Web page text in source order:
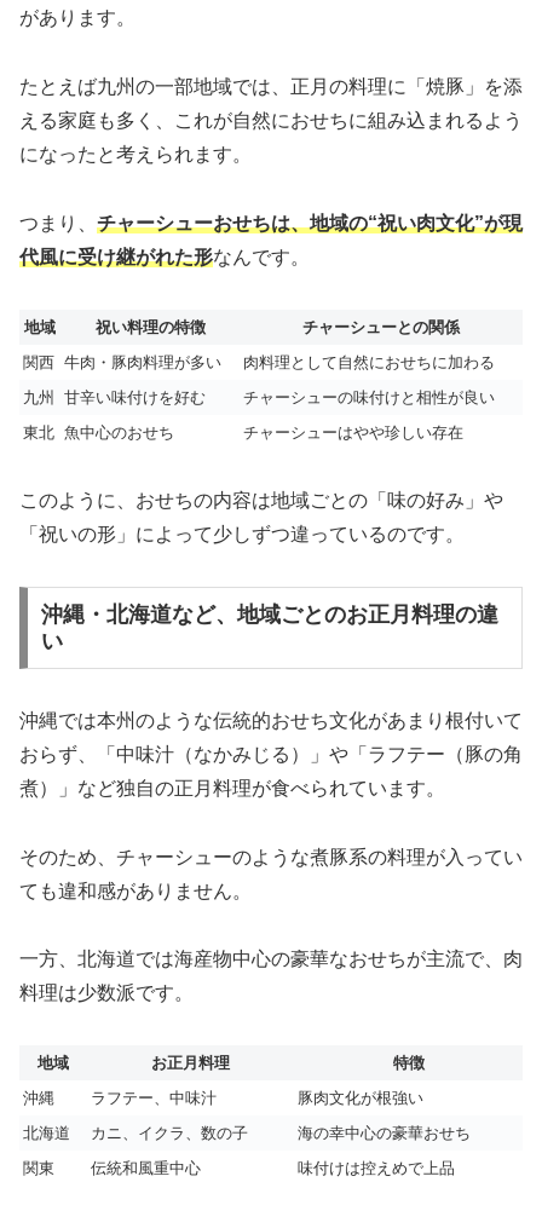
があります。
たとえば九州の一部地域では、正月の料理に「焼豚」を添
える家庭も多く、これが自然におせちに組み込まれるよう
になったと考えられます。
つまり、 チャーシューおせちは、地域の“祝い肉文化”が現
代風に受け継がれた形なんです。
地域 祝い料理の特徴
チャーシューとの関係
関西 牛肉・豚肉料理が多い
肉料理として自然におせちに加わる
九州 甘辛い味付けを好む
チャーシューの味付けと相性が良い
東北 魚中心のおせち チャーシューはやや珍しい存在
このように、おせちの内容は地域ごとの「味の好み」や
「祝いの形」によって少しずつ違っているのです。
沖縄・北海道など、地域ごとのお正月料理の違
い
沖縄では本州のような伝統的おせち文化があまり根付いて
おらず、「中味汁（なかみじる）」や「ラフテー（豚の角
煮）」など独自の正月料理が食べられています。
そのため、チャーシューのような煮豚系の料理が入ってい
ても違和感がありません。
一方、北海道では海産物中心の豪華なおせちが主流で、肉
料理は少数派です。
地域 お正月料理
特徴
沖縄
ラフテー、中味汁
豚肉文化が根強い
北海道
カニ、イクラ、数の子
海の幸中心の豪華おせち
関東
伝統和風重中心 味付けは控えめで上品